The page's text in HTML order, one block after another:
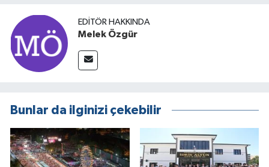
EDITÖR HAKKINDA
Melek Özgür
Bunlar da ilginizi çekebilir